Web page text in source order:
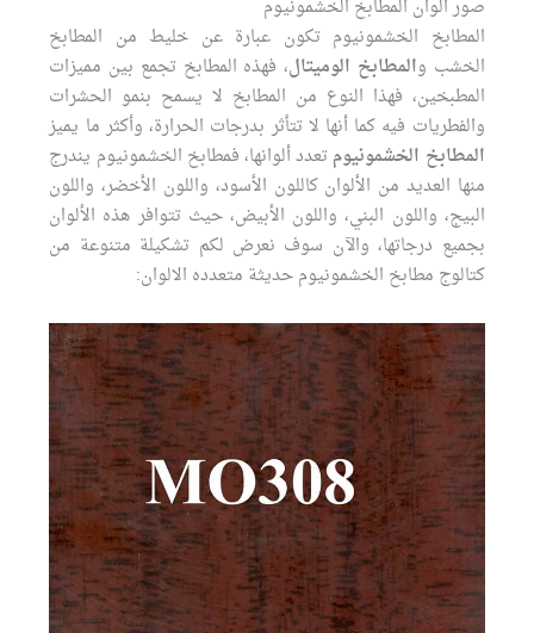
صور الوان المطابخ الخشمونيوم
المطابخ الخشمونيوم تكون عبارة عن خليط من المطابخ
الخشب والمطابخ الوميتال، فهذه المطابخ تجمع بين مميزات
المطبخين، فهذا النوع من المطابخ لا يسمح بنمو الحشرات
والفطريات فيه كما أنها لا تتأثر بدرجات الحرارة، وأكثر ما يميز
المطابخ الخشمونيوم تعدد ألوانها، فمطابخ الخشمونيوم يندرج
منها العديد من الألوان كاللون الأسود، واللون الأخضر، واللون
البيج، واللون البني، واللون الأبيض، حيث تتوافر هذه الألوان
بجميع درجاتها، والآن سوف نعرض لكم تشكيلة متنوعة من
كتالوج مطابخ الخشمونيوم حديثة متعدده الالوان: